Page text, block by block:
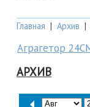
Главная | Архив |
Аграгетор
АРХИВ